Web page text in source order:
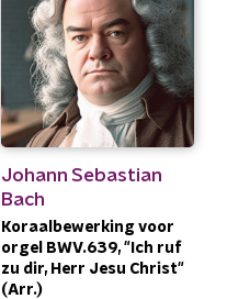
Johann Sebastian
Bach
Koraalbewerking voor
orgel BWV.639, "Ich ruf
zu dir, Herr Jesu Christ"
(Arr.)